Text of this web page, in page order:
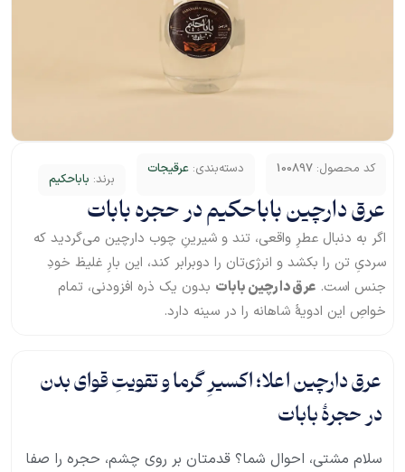
کد محصول: 100897 دسته‌بندی: عرقیجات
برند: باباحکیم
عرق دارچین باباحکیم در حجره بابات
اگر به دنبال عطرِ واقعی، تند و شیرینِ چوب دارچین می‌گردید که
سردیِ تن را بکشد و انرژی‌تان را دوبرابر کند، این بارِ غلیظ خودِ
جنس است. عرق دارچین بابات بدون یک ذره افزودنی، تمام
خواصِ این ادویهٔ شاهانه را در سینه دارد.
عرق دارچین اعلا؛ اکسیرِ گرما و تقویتِ قوای بدن
در حجرهٔ بابات
سلام مشتی، احوال شما؟ قدمتان بر روی چشم، حجره را صفا